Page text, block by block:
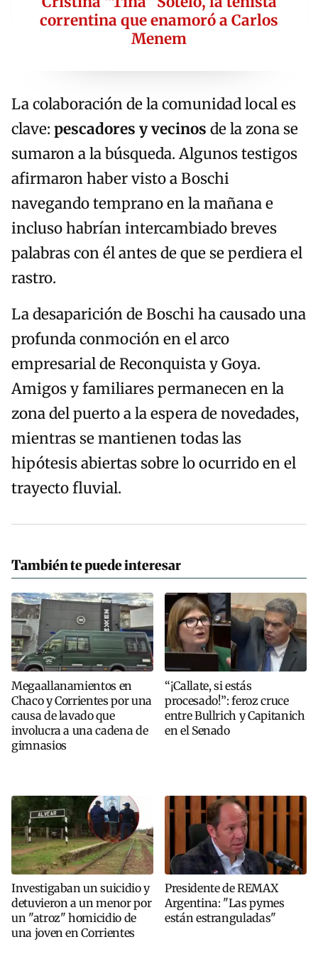
correntina que enamoró a Carlos
Menem
La colaboración de la comunidad local es
clave: pescadores y vecinos de la zona se
sumaron a la búsqueda. Algunos testigos
afirmaron haber visto a Boschi
navegando temprano en la mañana e
incluso habrían intercambiado breves
palabras con él antes de que se perdiera el
rastro.
La desaparición de Boschi ha causado una
profunda conmoción en el arco
empresarial de Reconquista y Goya.
Amigos y familiares permanecen en la
zona del puerto a la espera de novedades,
mientras se mantienen todas las
hipótesis abiertas sobre lo ocurrido en el
trayecto fluvial.
También te puede interesar
Megaallanamientos en
Chaco y Corrientes por una
causa de lavado que
involucra a una cadena de
gimnasios
“¡Callate, si estás
procesado!”: feroz cruce
entre Bullrich y Capitanich
en el Senado
Investigaban un suicidio y
detuvieron a un menor por
un "atroz" homicidio de
una joven en Corrientes
Presidente de REMAX
Argentina: "Las pymes
están estranguladas"